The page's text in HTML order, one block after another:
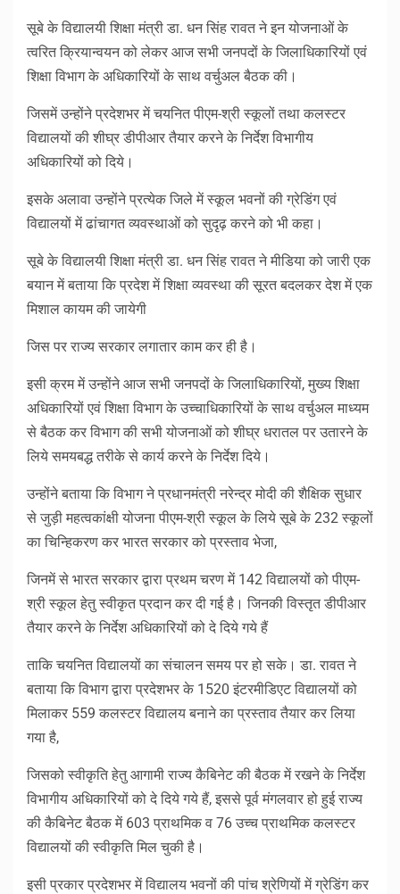
सूबे के विद्यालयी शिक्षा मंत्री डा. धन सिंह रावत ने इन योजनाओं के
त्वरित क्रियान्वयन को लेकर आज सभी जनपदों के जिलाधिकारियों एवं
शिक्षा विभाग के अधिकारियों के साथ वर्चुअल बैठक की।
जिसमें उन्होंने प्रदेशभर में चयनित पीएम-श्री स्कूलों तथा कलस्टर
विद्यालयों की शीघ्र डीपीआर तैयार करने के निर्देश विभागीय
अधिकारियों को दिये।
इसके अलावा उन्होंने प्रत्येक जिले में स्कूल भवनों की ग्रेडिंग एवं
विद्यालयों में ढांचागत व्यवस्थाओं को सुदृढ़ करने को भी कहा।
सूबे के विद्यालयी शिक्षा मंत्री डा. धन सिंह रावत ने मीडिया को जारी एक
बयान में बताया कि प्रदेश में शिक्षा व्यवस्था की सूरत बदलकर देश में एक
मिशाल कायम की जायेगी
जिस पर राज्य सरकार लगातार काम कर ही है।
इसी क्रम में उन्होंने आज सभी जनपदों के जिलाधिकारियों, मुख्य शिक्षा
अधिकारियों एवं शिक्षा विभाग के उच्चाधिकारियों के साथ वर्चुअल माध्यम
से बैठक कर विभाग की सभी योजनाओं को शीघ्र धरातल पर उतारने के
लिये समयबद्ध तरीके से कार्य करने के निर्देश दिये।
उन्होंने बताया कि विभाग ने प्रधानमंत्री नरेन्द्र मोदी की शैक्षिक सुधार
से जुड़ी महत्वकांक्षी योजना पीएम-श्री स्कूल के लिये सूबे के 232 स्कूलों
का चिन्हिकरण कर भारत सरकार को प्रस्ताव भेजा,
जिनमें से भारत सरकार द्वारा प्रथम चरण में 142 विद्यालयों को पीएम-
श्री स्कूल हेतु स्वीकृत प्रदान कर दी गई है। जिनकी विस्तृत डीपीआर
तैयार करने के निर्देश अधिकारियों को दे दिये गये हैं
ताकि चयनित विद्यालयों का संचालन समय पर हो सके। डा. रावत ने
बताया कि विभाग द्वारा प्रदेशभर के 1520 इंटरमीडिएट विद्यालयों को
मिलाकर 559 कलस्टर विद्यालय बनाने का प्रस्ताव तैयार कर लिया
गया है,
जिसको स्वीकृति हेतु आगामी राज्य कैबिनेट की बैठक में रखने के निर्देश
विभागीय अधिकारियों को दे दिये गये हैं, इससे पूर्व मंगलवार हो हुई राज्य
की कैबिनेट बैठक में 603 प्राथमिक व 76 उच्च प्राथमिक कलस्टर
विद्यालयों की स्वीकृति मिल चुकी है।
इसी प्रकार प्रदेशभर में विद्यालय भवनों की पांच श्रेणियों में ग्रेडिंग कर